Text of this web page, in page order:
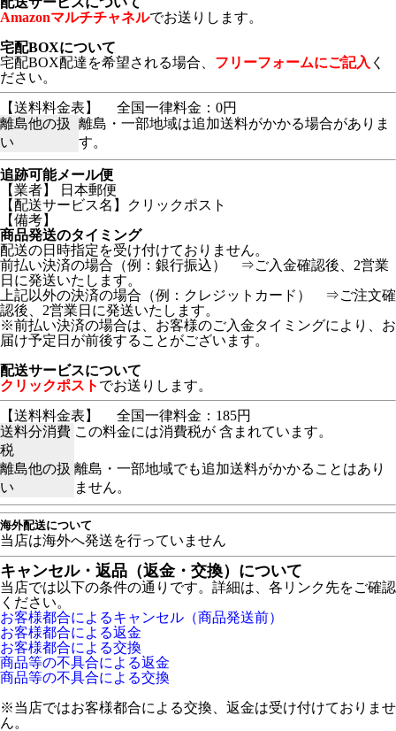
Amazonマルチチャネルでお送りします。
宅配BOXについて
宅配BOX配達を希望される場合、 フリーフォームにご記入 く
ださい。
【送料料金表】
全国一律料金：0円
離島他の扱
い
離島・一部地域は追加送料がかかる場合がありま
す。
追跡可能メール便
【業者】 日本郵便
【配送サービス名】クリックポスト
【備考】
商品発送のタイミング
配送の日時指定を受け付けておりません。
前払い決済の場合（例：銀行振込） ⇒ご入金確認後、2営業
日に発送いたします。
上記以外の決済の場合（例：クレジットカード） ⇒ご注文確
認後、2営業日に発送いたします。
※前払い決済の場合は、お客様のご入金タイミングにより、お
届け予定日が前後することがございます。
配送サービスについて
クリックポスト でお送りします。
【送料料金表】
全国一律料金：185円
送料分消費
税
この料金には消費税が 含まれています。
離島他の扱
い
離島・一部地域でも追加送料がかかることはあり
ません。
海外配送について
当店は海外へ発送を行っていません
キャンセル・返品（返金・交換）について
当店では以下の条件の通りです。詳細は、各リンク先をご確認
ください。
お客様都合によるキャンセル（商品発送前）
お客様都合による返金
お客様都合による交換
商品等の不具合による返金
商品等の不具合による交換
※当店ではお客様都合による交換、返金は受け付けておりませ
ん。